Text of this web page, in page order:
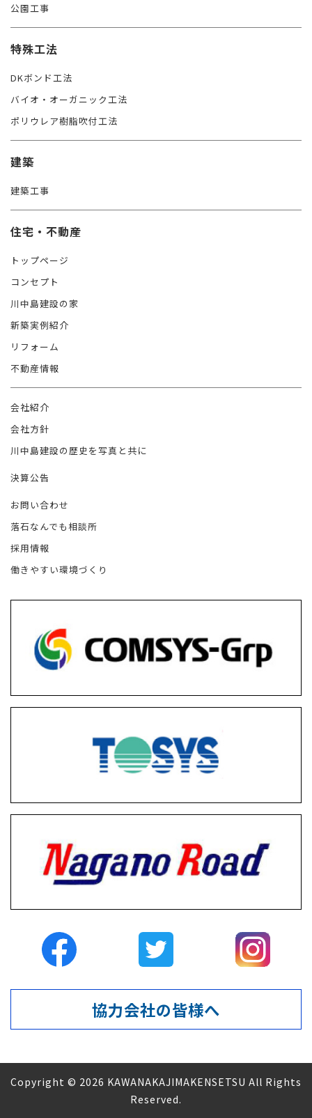
公園工事
特殊工法
DKボンド工法
バイオ・オーガニック工法
ポリウレア樹脂吹付工法
建築
建築工事
住宅・不動産
トップページ
コンセプト
川中島建設の家
新築実例紹介
リフォーム
不動産情報
会社紹介
会社方針
川中島建設の歴史を写真と共に
決算公告
お問い合わせ
落石なんでも相談所
採用情報
働きやすい環境づくり
協力会社の皆様へ
Copyright © 2026 KAWANAKAJIMAKENSETSU All Rights
Reserved.